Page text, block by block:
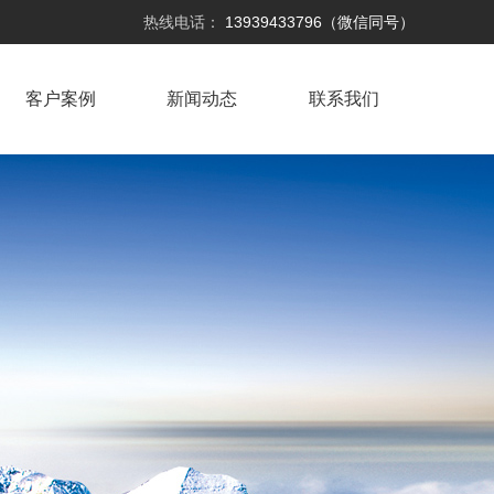
热线电话： 13939433796（微信同号）
客户案例 新闻动态 联系我们